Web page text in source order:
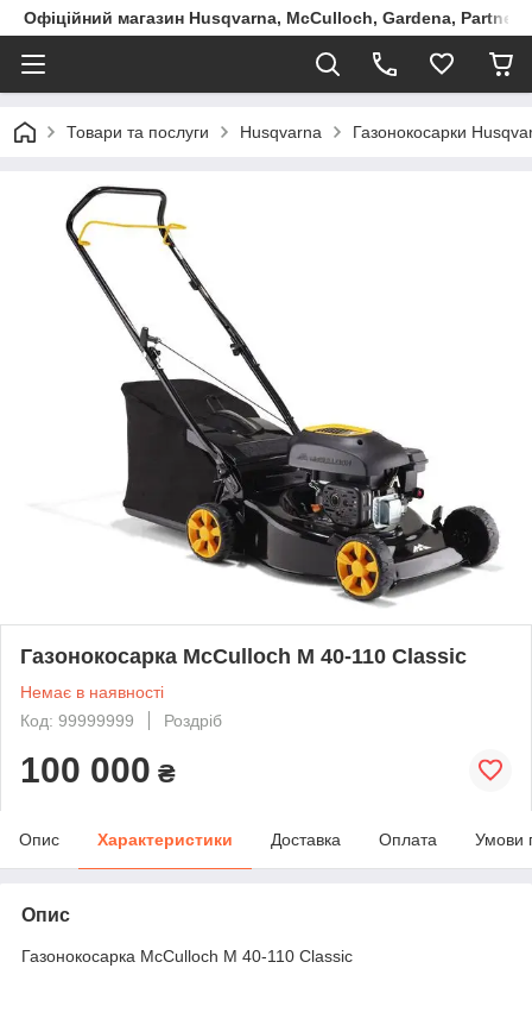
Офіційний магазин Husqvarna, McCulloch, Gardena, Partner
Товари та послуги Husqvarna Газонокосарки
Газонокосарка McCulloch M 40-110 Classic
Немає в наявності
Код: 99999999
Роздріб
100 000 ₴
Опис Характеристики Доставка Оплата Умови
Опис
Газонокосарка McCulloch M 40-110 Classic